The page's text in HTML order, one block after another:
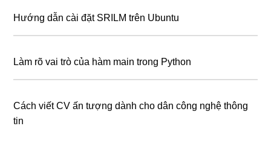
Hướng dẫn cài đặt SRILM trên Ubuntu
Làm rõ vai trò của hàm main trong Python
Cách viết CV ấn tượng dành cho dân công nghệ thông
tin